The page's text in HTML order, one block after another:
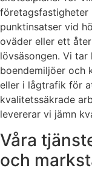
företagsfastigheter
punktinsatser vid
oväder eller ett
lövsäsongen. Vi
boendemiljöer och
eller i lågtrafik för
kvalitetssäkrade
levererar vi jämn
Våra
och